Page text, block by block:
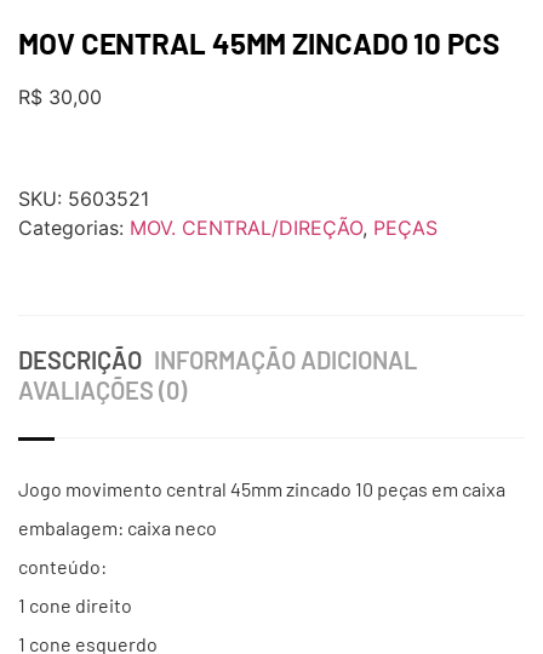
MOV CENTRAL 45MM ZINCADO 10 PCS
R$ 30,00
SKU: 5603521
Categorias: MOV. CENTRAL/DIREÇÃO, PEÇAS
DESCRIÇÃO INFORMAÇÃO ADICIONAL
AVALIAÇÕES (0)
Jogo movimento central 45mm zincado 10 peças em caixa
embalagem: caixa neco
conteúdo:
1 cone direito
1 cone esquerdo